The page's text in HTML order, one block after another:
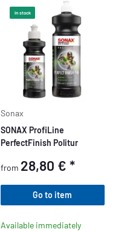
In stock
Sonax
SONAX ProfiLine
PerfectFinish Politur
from 28,80 € *
Go to item
Available immediately